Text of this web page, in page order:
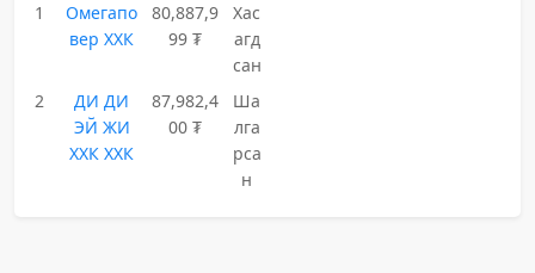
1
Омегапо
вер ХХК
80,887,9
99 ₮
Хас
агд
сан
2
ДИ ДИ
ЭЙ ЖИ
ХХК ХХК
87,982,4
00 ₮
Ша
лга
рса
н